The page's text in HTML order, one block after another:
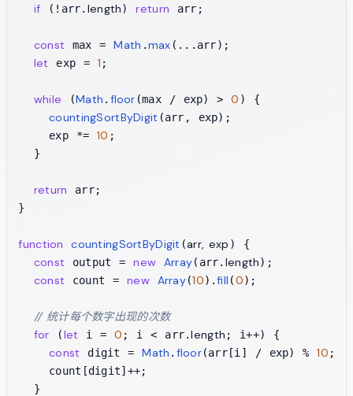
if (!arr. length) return arr;
const max = Math .max (...arr);
let exp = 1 ;
while (Math . floor (max / exp) > 0 ) {
countingSortByDigit (arr, exp);
    exp *=
10 ;
  }
return arr;
}
function countingSortByDigit (arr, exp ) {
const output = new Array(arr. length);
const count = new Array(10).fill (0);
// 统计每个数字出现的次数
for (let i = 0 ; i < arr.length ; i++) {
const digit = Math . floor(arr[i] / exp) % 10 ;
    count[digit]++;
  }